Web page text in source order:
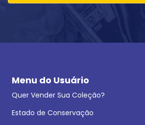
Menu do Usuário
Quer Vender Sua Coleção?
Estado de Conservação